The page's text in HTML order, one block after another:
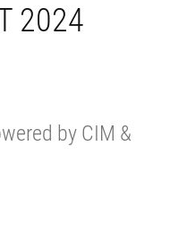
2024
by CIM &